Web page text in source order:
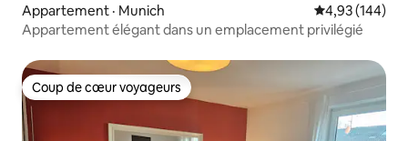
Appartement · Munich Note
4,93 (144)
Appartement élégant dans un emplacement privilégié
Coup de cœur voyageurs
Coup de cœur voyageurs